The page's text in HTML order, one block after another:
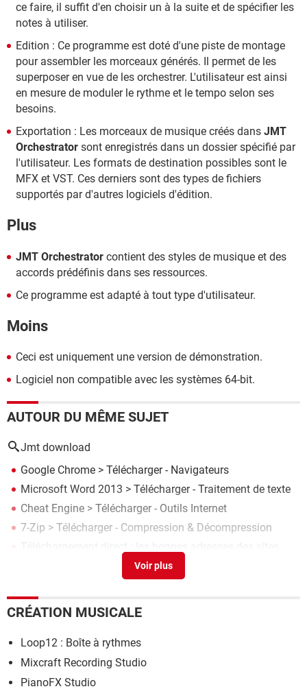
ce faire, il suffit d'en choisir un à la suite et de spécifier les
notes à utiliser.
Edition : Ce programme est doté d'une piste de montage
pour assembler les morceaux générés. Il permet de les
superposer en vue de les orchestrer. L'utilisateur est ainsi
en mesure de moduler le rythme et le tempo selon ses
besoins.
Exportation : Les morceaux de musique créés dans JMT
Orchestrator sont enregistrés dans un dossier spécifié par
l'utilisateur. Les formats de destination possibles sont le
MFX et VST. Ces derniers sont des types de fichiers
supportés par d'autres logiciels d'édition.
Plus
JMT Orchestrator contient des styles de musique et des
accords prédéfinis dans ses ressources.
Ce programme est adapté à tout type d'utilisateur.
Moins
Ceci est uniquement une version de démonstration.
Logiciel non compatible avec les systèmes 64-bit.
AUTOUR DU MÊME SUJET
Jmt download
Google Chrome > Télécharger - Navigateurs
Microsoft Word 2013 > Télécharger - Traitement de texte
Cheat Engine > Télécharger - Outils Internet
7-Zip > Télécharger - Compression & Décompression
Téléchargement direct : les bonnes adresses des sites
> Accueil - Outils
CRÉATION MUSICALE
Loop12 : Boîte à rythmes
Mixcraft Recording Studio
PianoFX Studio